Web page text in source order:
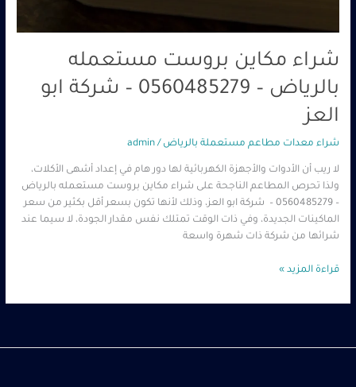
شراء مكاين بروست مستعمله
بالرياض – 0560485279 – شركة ابو
العز
شراء معدات مطاعم مستعملة بالرياض /
admin
لا ريب أن الأدوات والأجهزة الكهربائية لها دور هام في إعداد أشهى الأكلات،
ولذا تحرص المطاعم الناجحة على شراء مكاين بروست مستعمله بالرياض
– 0560485279 – شركة ابو العز، وذلك لأنها تكون بسعر أقل بكثير من سعر
الماكينات الجديدة، وفي ذات الوقت تمتلك نفس مقدار الجودة، لا سيما عند
شرائها من شركة ذات شهرة واسعة
قراءة المزيد »